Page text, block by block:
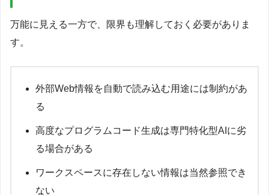
万能に見える一方で、限界も理解しておく必要がありま
す。
外部Web情報を自動で読み込む用途には制約があ
る
高度なプログラムコード生成は専門特化型AIに劣
る場合がある
ワークスペースに存在しない情報は当然参照でき
ない